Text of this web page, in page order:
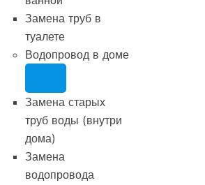
Замена труб в
туалете
Водопровод в доме
Замена старых
труб воды (внутри
дома)
Замена
водопровода